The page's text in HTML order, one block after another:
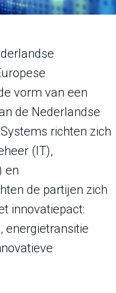
vorm van een
de Nederlandse
richten zich
(IT),
en
de partijen zich
innovatiepact:
energietransitie